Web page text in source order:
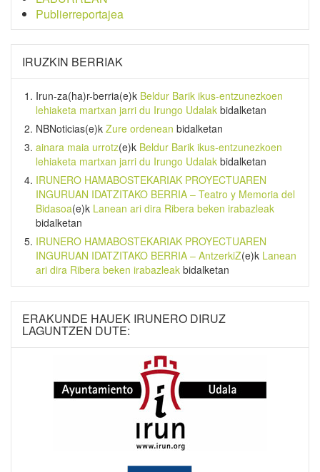
Publierreportajea
IRUZKIN BERRIAK
Irun-za(ha)r-berria(e)k Beldur Barik ikus-entzunezkoen
lehiaketa martxan jarri du Irungo Udalak bidalketan
NBNoticias(e)k Zure ordenean bidalketan
ainara maia urrotz(e)k Beldur Barik ikus-entzunezkoen
lehiaketa martxan jarri du Irungo Udalak bidalketan
IRUNERO HAMABOSTEKARIAK PROYECTUAREN
INGURUAN IDATZITAKO BERRIA – Teatro y Memoria del
Bidasoa(e)k Lanean ari dira Ribera beken irabazleak
bidalketan
IRUNERO HAMABOSTEKARIAK PROYECTUAREN
INGURUAN IDATZITAKO BERRIA – AntzerkiZ(e)k Lanean
ari dira Ribera beken irabazleak bidalketan
ERAKUNDE HAUEK IRUNERO DIRUZ
LAGUNTZEN DUTE: